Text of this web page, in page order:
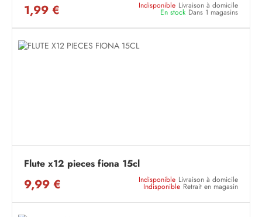
1,99 € Indisponible Livraison à domicile
En stock Dans 1 magasins
Flute x12 pieces fiona 15cl
9,99 € Indisponible Livraison à domicile
Indisponible Retrait en magasin